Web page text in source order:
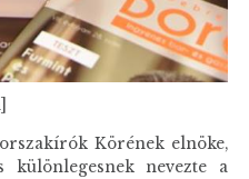
Körének elnöke,
különlegesnek nevezte a